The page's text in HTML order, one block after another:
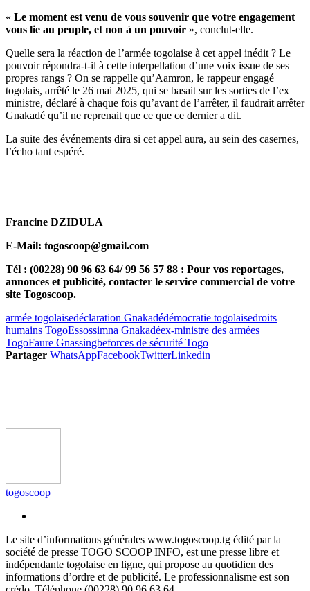
« Le moment est venu de vous souvenir que votre engagement
vous lie au peuple, et non à un pouvoir », conclut-elle.
Quelle sera la réaction de l’armée togolaise à cet appel inédit ? Le
pouvoir répondra-t-il à cette interpellation d’une voix issue de ses
propres rangs ? On se rappelle qu’Aamron, le rappeur engagé
togolais, arrêté le 26 mai 2025, qui se basait sur les sorties de l’ex
ministre, déclaré à chaque fois qu’avant de l’arrêter, il faudrait arrêter
Gnakadé qu’il ne reprenait que ce que ce dernier a dit.
La suite des événements dira si cet appel aura, au sein des casernes,
l’écho tant espéré.
Francine DZIDULA
E-Mail: togoscoop@gmail.com
Tél : (00228) 90 96 63 64/ 99 56 57 88 : Pour vos reportages,
annonces et publicité, contacter le service commercial de votre
site Togoscoop.
armée togolaisedéclaration Gnakadédémocratie togolaisedroits
humains TogoEssossimna Gnakadéex-ministre des armées
TogoFaure Gnassingbeforces de sécurité Togo
Partager WhatsAppFacebookTwitterLinkedin
togoscoop
Le site d’informations générales www.togoscoop.tg édité par la
société de presse TOGO SCOOP INFO, est une presse libre et
indépendante togolaise en ligne, qui propose au quotidien des
informations d’ordre et de publicité. Le professionnalisme est son